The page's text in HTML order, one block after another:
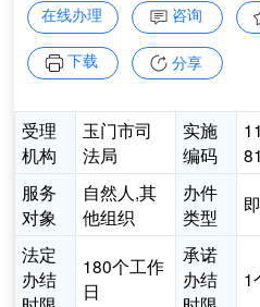
在线办理 咨询
下载 分享
受理
机构
玉门市司
法局
实施
编码
服务
对象
自然人,其
他组织
办件
类型
法定
办结
180个工作
日
承诺
办结
1